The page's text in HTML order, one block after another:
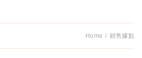
Home 銷售據點